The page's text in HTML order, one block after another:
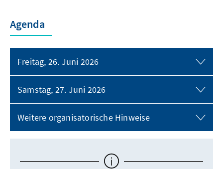
Agenda
Freitag, 26. Juni 2026
Samstag, 27. Juni 2026
Weitere organisatorische Hinweise